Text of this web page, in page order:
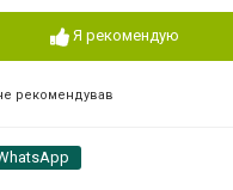
Я рекомендую
рекомендував